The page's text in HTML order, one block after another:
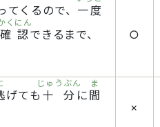
てくるので、 一度
確認
くにん
できるまで、
○
げても 十分
じゅうぶん
に 間
ま
×